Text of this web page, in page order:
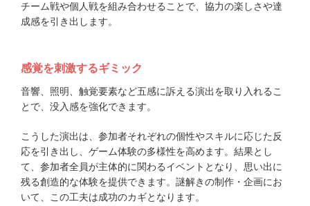
チーム戦や個人戦を組み合わせることで、協力の楽しさや達
成感を引き出します。
感覚を刺激するギミック
音響、照明、触覚要素など五感に訴える演出を取り入れるこ
とで、没入感を強化できます。
こうした演出は、参加者それぞれの個性やスキルに応じた反
応を引き出し、ゲーム体験の多様性を高めます。結果とし
て、参加者全員が主体的に関わるイベントとなり、思い出に
残る創造的な体験を提供できます。謎解きの制作・企画にお
いて、この工夫は成功のカギとなります。